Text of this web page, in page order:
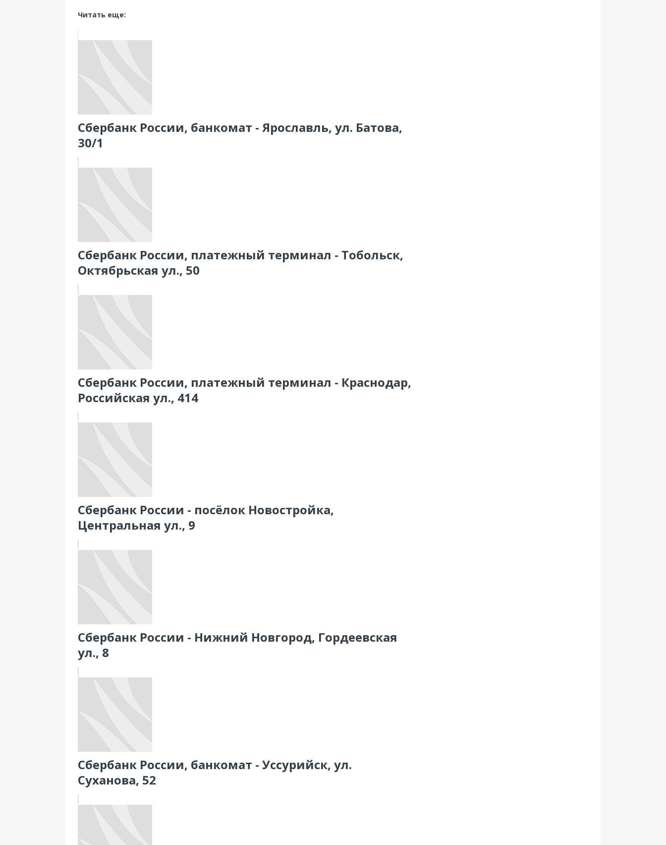
Читать еще:
Сбербанк России, банкомат - Ярославль, ул. Батова,
30/1
Сбербанк России, платежный терминал - Тобольск,
Октябрьская ул., 50
Сбербанк России, платежный терминал - Краснодар,
Российская ул., 414
Сбербанк России - посёлок Новостройка,
Центральная ул., 9
Сбербанк России - Нижний Новгород, Гордеевская
ул., 8
Сбербанк России, банкомат - Уссурийск, ул.
Суханова, 52